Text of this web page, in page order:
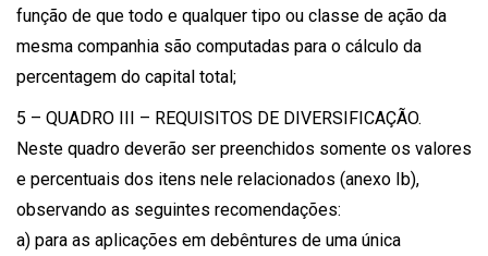
função de que todo e qualquer tipo ou classe de ação da
mesma companhia são computadas para o cálculo da
percentagem do capital total;
5 – QUADRO III – REQUISITOS DE DIVERSIFICAÇÃO.
Neste quadro deverão ser preenchidos somente os valores
e percentuais dos itens nele relacionados (anexo Ib),
observando as seguintes recomendações:
a) para as aplicações em debêntures de uma única